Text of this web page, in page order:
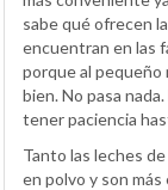
sabe qué ofrecen
encuentran en las
porque al pequeño
bien. No pasa
tener paciencia
Tanto las leches
en polvo y son más